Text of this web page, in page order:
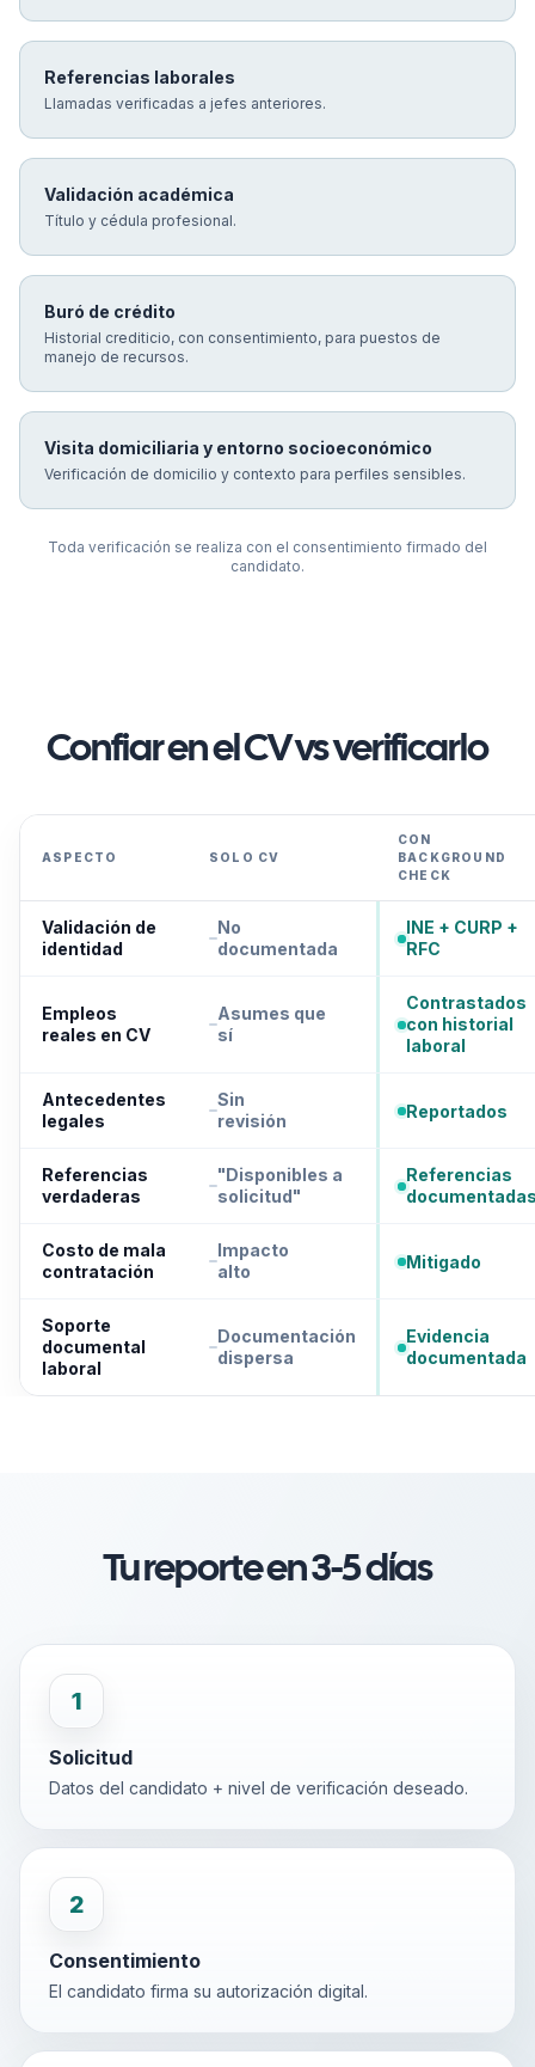
Referencias laborales
Llamadas verificadas a jefes anteriores.
Validación académica
Título y cédula profesional.
Buró de crédito
Historial crediticio, con consentimiento, para puestos de
manejo de recursos.
Visita domiciliaria y entorno socioeconómico
Verificación de domicilio y contexto para perfiles sensibles.
Toda verificación se realiza con el consentimiento firmado del
candidato.
Confiar en el CV vs verificarlo
ASPECTO SOLO CV
CON
BACKGROUND
CHECK
Validación de
identidad
No
documentada
INE + CURP +
RFC
Empleos
reales en CV
Asumes que
sí
Contrastados
con historial
laboral
Antecedentes
legales
Sin
revisión
Reportados
Referencias
verdaderas
"Disponibles a
solicitud"
Referencias
Costo de mala
contratación
Impacto
alto
Mitigado
Soporte
documental
laboral
Documentación
dispersa
Evidencia
documentada
Tu reporte en 3-5 días
1
Solicitud
Datos del candidato + nivel de verificación deseado.
2
Consentimiento
El candidato firma su autorización digital.